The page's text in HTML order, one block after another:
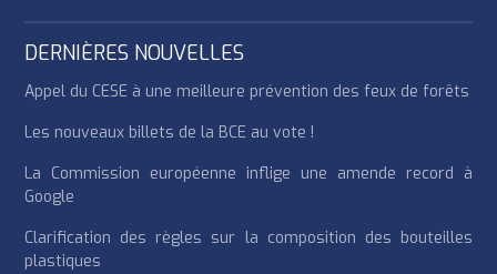
DERNIÈRES NOUVELLES
Appel du CESE à une meilleure prévention des feux de forêts
Les nouveaux billets de la BCE au vote !
La Commission européenne inflige une amende record à
Google
Clarification des règles sur la composition des bouteilles
plastiques